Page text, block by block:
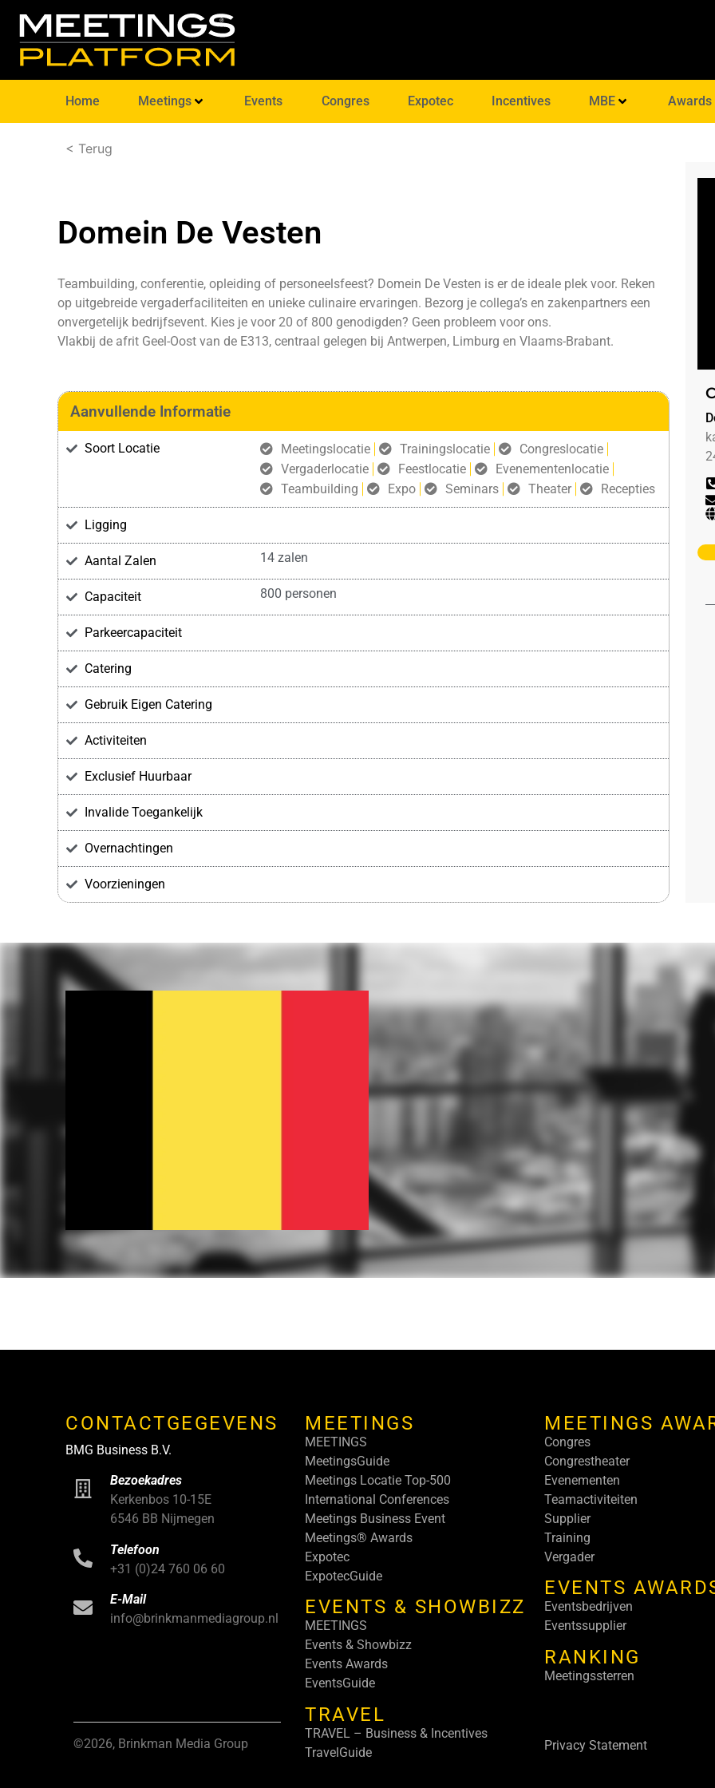
Home Meetings Events Congres Expotec Incentives MBE Awards
< Terug
Domein De Vesten
Teambuilding, conferentie, opleiding of personeelsfeest? Domein De Vesten is er de ideale plek voor. Reken
op uitgebreide vergaderfaciliteiten en unieke culinaire ervaringen. Bezorg je collega’s en zakenpartners een
onvergetelijk bedrijfsevent. Kies je voor 20 of 800 genodigden? Geen probleem voor ons.
Vlakbij de afrit Geel-Oost van de E313, centraal gelegen bij Antwerpen, Limburg en Vlaams-Brabant.
Aanvullende Informatie
Soort Locatie Meetingslocatie Trainingslocatie
Congreslocatie
Vergaderlocatie
Feestlocatie
Evenementenlocatie
Teambuilding
Expo Seminars Theater Recepties
Ligging
Aantal Zalen 14 zalen
Capaciteit 800 personen
Parkeercapaciteit
Catering
Gebruik Eigen Catering
Activiteiten
Exclusief Huurbaar
Invalide Toegankelijk
Overnachtingen
Voorzieningen
CONTACTGEGEVENS
BMG Business B.V.
Bezoekadres
Kerkenbos 10-15E
6546 BB Nijmegen
Telefoon
+31 (0)24 760 06 60
E-Mail
info@brinkmanmediagroup.nl
©2026, Brinkman Media Group
MEETINGS
MEETINGS
MeetingsGuide
Meetings Locatie Top-500
International Conferences
Meetings Business Event
Meetings® Awards
Expotec
ExpotecGuide
EVENTS & SHOWBIZZ
MEETINGS
Events & Showbizz
Events Awards
EventsGuide
TRAVEL
TRAVEL – Business & Incentives
TravelGuide
MEETINGS
Congres
Congrestheater
Evenementen
Teamactiviteiten
Supplier
Training
Vergader
EVENTS
Eventsbedrijven
Eventssupplier
RANKING
Meetingssterren
Privacy Statement